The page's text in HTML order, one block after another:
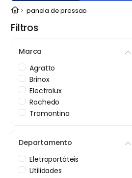
panela de pressao
Filtros
Marca
Agratto
Brinox
Electrolux
Rochedo
Tramontina
Departamento
Eletroportáteis
Utilidades